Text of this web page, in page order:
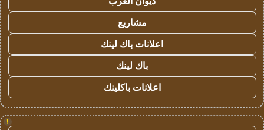
مشاريع
اعلانات باك لينك
باك لينك
اعلانات باكلينك
!